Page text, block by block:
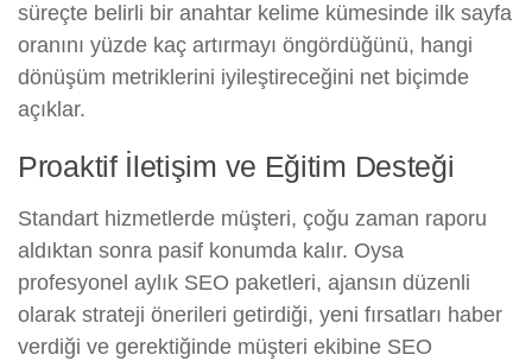
süreçte belirli bir anahtar kelime kümesinde ilk sayfa
oranını yüzde kaç artırmayı öngördüğünü, hangi
dönüşüm metriklerini iyileştireceğini net biçimde
açıklar.
Proaktif İletişim ve Eğitim Desteği
Standart hizmetlerde müşteri, çoğu zaman raporu
aldıktan sonra pasif konumda kalır. Oysa
profesyonel aylık SEO paketleri, ajansın düzenli
olarak strateji önerileri getirdiği, yeni fırsatları haber
verdiği ve gerektiğinde müşteri ekibine SEO